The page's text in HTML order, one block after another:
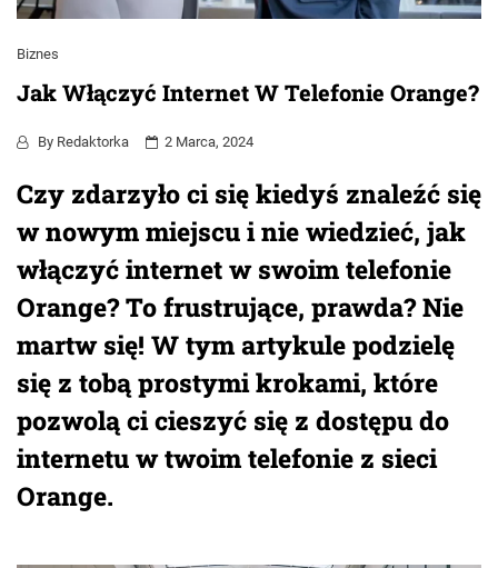
Biznes
Jak Włączyć Internet W Telefonie Orange?
By Redaktorka 2 Marca, 2024
Czy zdarzyło ci się kiedyś znaleźć się
w nowym miejscu i nie wiedzieć, jak
włączyć internet w swoim telefonie
Orange? To frustrujące, prawda? Nie
martw się! W tym artykule podzielę
się z tobą prostymi krokami, które
pozwolą ci cieszyć się z dostępu do
internetu w twoim telefonie z sieci
Orange.